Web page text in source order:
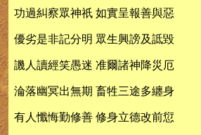
功過糾察眾神祇 如實呈報善與惡
優劣是非記分明 眾生興謗及詆毀
譏人讀經笑愚迷 准爾諸神降災厄
淪落幽冥出無期 畜牲三途多纏身
有人懺悔勤修善 修身立德改前愆